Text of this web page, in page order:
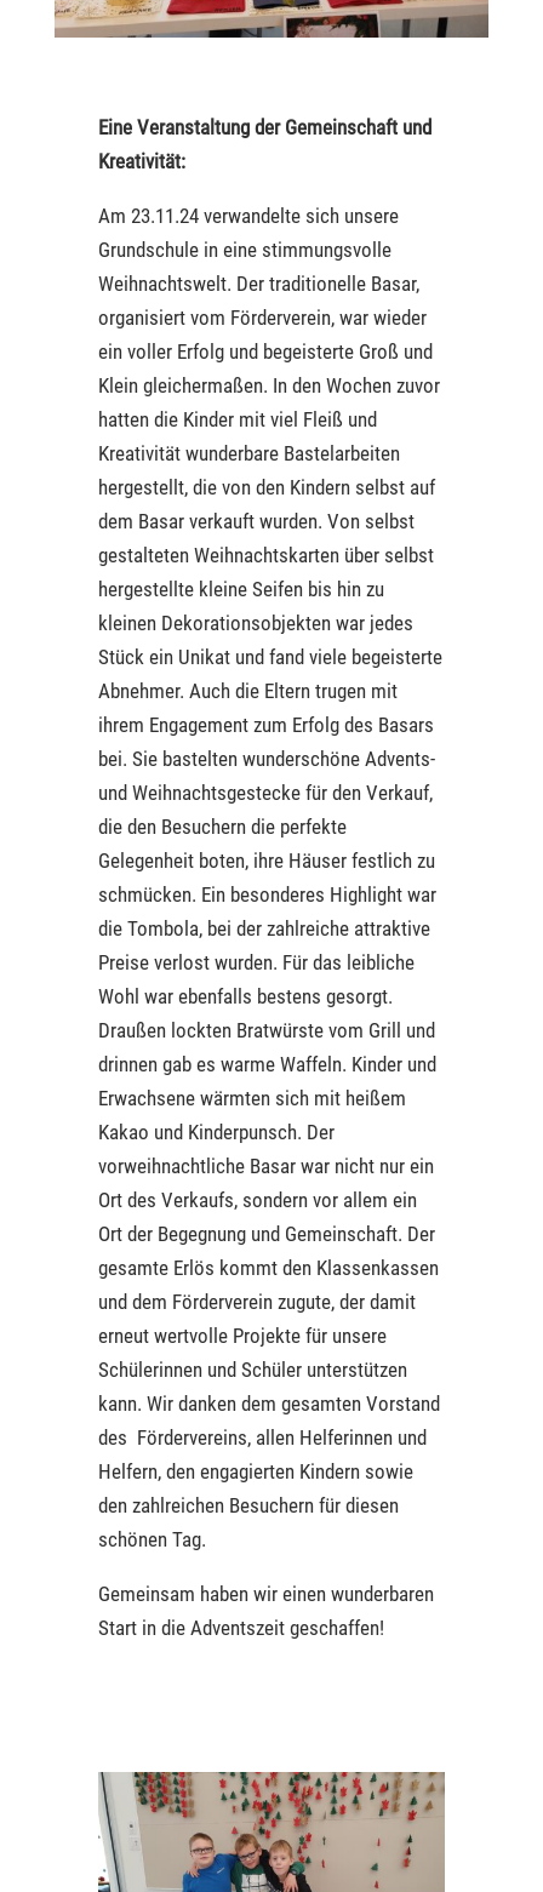
Eine Veranstaltung der Gemeinschaft und
Kreativität:
Am 23.11.24 verwandelte sich unsere
Grundschule in eine stimmungsvolle
Weihnachtswelt. Der traditionelle Basar,
organisiert vom Förderverein, war wieder
ein voller Erfolg und begeisterte Groß und
Klein gleichermaßen. In den Wochen zuvor
hatten die Kinder mit viel Fleiß und
Kreativität wunderbare Bastelarbeiten
hergestellt, die von den Kindern selbst auf
dem Basar verkauft wurden. Von selbst
gestalteten Weihnachtskarten über selbst
hergestellte kleine Seifen bis hin zu
kleinen Dekorationsobjekten war jedes
Stück ein Unikat und fand viele begeisterte
Abnehmer. Auch die Eltern trugen mit
ihrem Engagement zum Erfolg des Basars
bei. Sie bastelten wunderschöne Advents-
und Weihnachtsgestecke für den Verkauf,
die den Besuchern die perfekte
Gelegenheit boten, ihre Häuser festlich zu
schmücken. Ein besonderes Highlight war
die Tombola, bei der zahlreiche attraktive
Preise verlost wurden. Für das leibliche
Wohl war ebenfalls bestens gesorgt.
Draußen lockten Bratwürste vom Grill und
drinnen gab es warme Waffeln. Kinder und
Erwachsene wärmten sich mit heißem
Kakao und Kinderpunsch. Der
vorweihnachtliche Basar war nicht nur ein
Ort des Verkaufs, sondern vor allem ein
Ort der Begegnung und Gemeinschaft. Der
gesamte Erlös kommt den Klassenkassen
und dem Förderverein zugute, der damit
erneut wertvolle Projekte für unsere
Schülerinnen und Schüler unterstützen
kann. Wir danken dem gesamten Vorstand
des Fördervereins, allen Helferinnen und
Helfern, den engagierten Kindern sowie
den zahlreichen Besuchern für diesen
schönen Tag.
Gemeinsam haben wir einen wunderbaren
Start in die Adventszeit geschaffen!